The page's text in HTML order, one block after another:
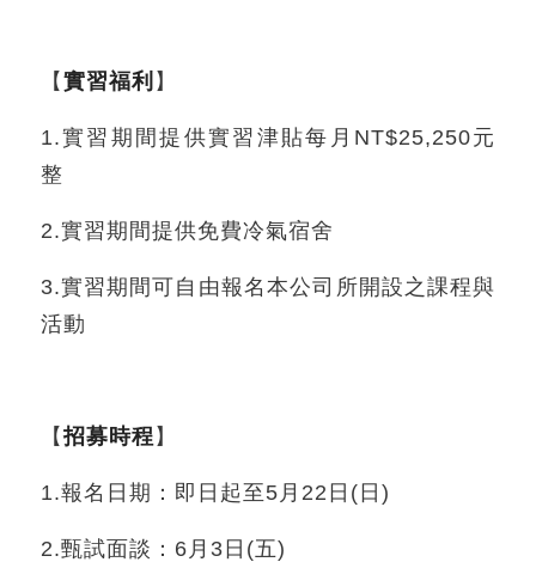
【實習福利 】
1.實習期間提供實習津貼每月NT$25,250元
整
2.實習期間提供免費冷氣宿舍
3.實習期間可自由報名本公司所開設之課程與
活動
【招募時程】
1.報名日期：即日起至5月22日(日)
2.甄試面談：6月3日(五)